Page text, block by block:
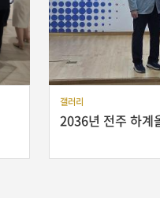
갤러리
2036년 전주 하계